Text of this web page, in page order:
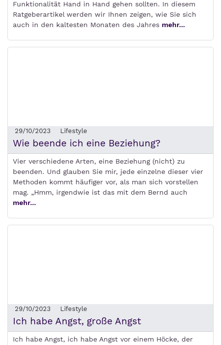
Funktionalität Hand in Hand gehen sollten. In diesem
Ratgeberartikel werden wir Ihnen zeigen, wie Sie sich
auch in den kaltesten Monaten des Jahres mehr...
29/10/2023 Lifestyle
Wie beende ich eine Beziehung?
Vier verschiedene Arten, eine Beziehung (nicht) zu
beenden. Und glauben Sie mir, jede einzelne dieser vier
Methoden kommt häufiger vor, als man sich vorstellen
mag. „Hmm, irgendwie ist das mit dem Bernd auch
mehr...
29/10/2023 Lifestyle
Ich habe Angst, große Angst
Ich habe Angst, ich habe Angst vor einem Höcke, der